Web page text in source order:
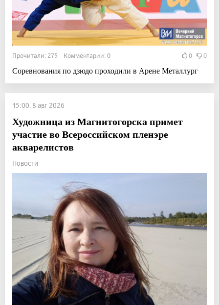
Прочитали: 275 Комментарии: 0 0 0
Соревнования по дзюдо проходили в Арене Металлург
15:00, 8 авг 2026
Художница из Магнитогорска примет
участие во Всероссийском пленэре
акварелистов
Новости